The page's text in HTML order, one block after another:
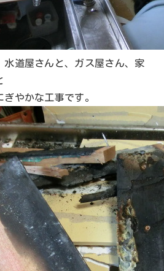
水道屋さんと、ガス屋さん、家
やかな工事です。